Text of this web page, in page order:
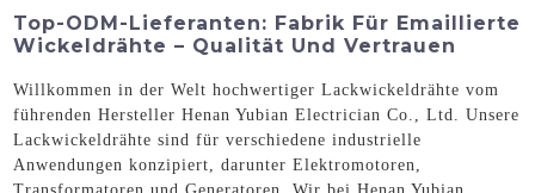
Top-ODM-Lieferanten: Fabrik Für Emaillierte
Wickeldrähte – Qualität Und Vertrauen
Willkommen in der Welt hochwertiger Lackwickeldrähte vom
führenden Hersteller Henan Yubian Electrician Co., Ltd. Unsere
Lackwickeldrähte sind für verschiedene industrielle
Anwendungen konzipiert, darunter Elektromotoren,